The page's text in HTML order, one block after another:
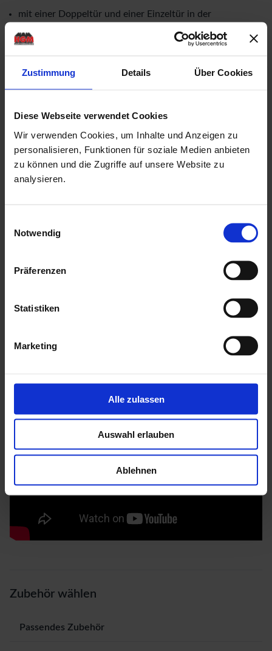
Zustimmung Details Über Cookies
Diese Webseite verwendet Cookies
Wir verwenden Cookies, um Inhalte und Anzeigen zu
personalisieren, Funktionen für soziale Medien anbieten
zu können und die Zugriffe auf unsere Website zu
analysieren.
Notwendig
Präferenzen
Statistiken
Marketing
Alle zulassen
Auswahl erlauben
Ablehnen
mit einer Doppeltür und einer Einzeltür in der
Vorderfront
Höhe: 1,925 mtr.
Rahmenaußenmaße der Einzeltür: Breite: 0,915 mtr. x
Höhe: 1,925 mtr.
Türen mit einer niedrigen Metallschwelle (keine
Stolperfalle!)
Drückergarnitur & Profilzylinderschloss für Türen
mit Echtglaseinsätzen als kostenlose Beigabe
Herstellung "Made in Germany"
Zubehör wählen
Passendes Zubehör